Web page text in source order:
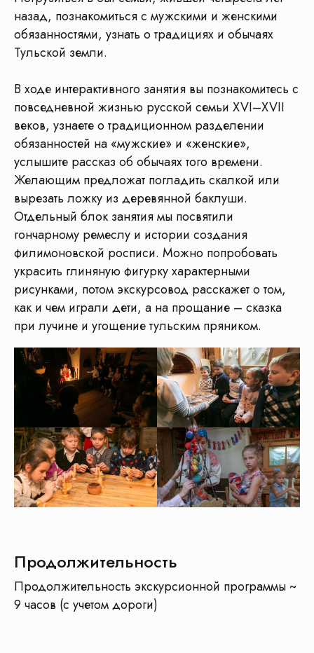
назад, познакомиться с мужскими и женскими
обязанностями, узнать о традициях и обычаях
Тульской земли.
В ходе интерактивного занятия вы познакомитесь с
повседневной жизнью русской семьи XVI–XVII
веков, узнаете о традиционном разделении
обязанностей на «мужские» и «женские»,
услышите рассказ об обычаях того времени.
Желающим предложат погладить скалкой или
вырезать ложку из деревянной баклуши.
Отдельный блок занятия мы посвятили
гончарному ремеслу и истории создания
филимоновской росписи. Можно попробовать
украсить глиняную фигурку характерными
рисунками, потом экскурсовод расскажет о том,
как и чем играли дети, а на прощание – сказка
при лучине и угощение тульским пряником.
Продолжительность
Продолжительность экскурсионной программы ~
9 часов (с учетом дороги)
Поможем выбрать экскурсию, сделаем
расчёт стоимости для вашей группы
Честные ответы на
ваши вопросы